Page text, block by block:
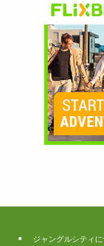
ジャングルシティ